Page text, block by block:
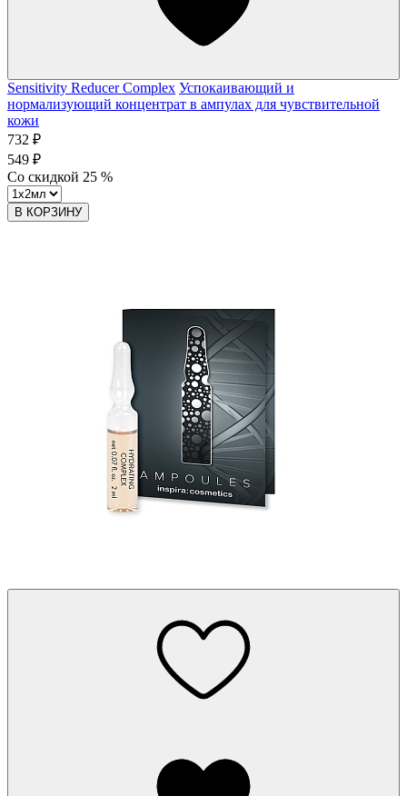
Sensitivity Reducer Complex Успокаивающий и
нормализующий концентрат в ампулах для чувствительной
кожи
732 ₽
549 ₽
Со скидкой 25 %
В КОРЗИНУ